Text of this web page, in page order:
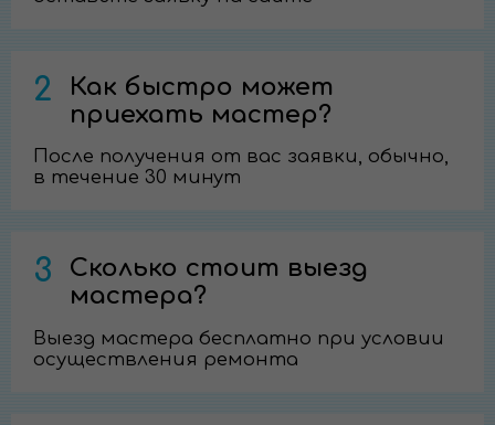
2
Как быстро может
приехать мастер?
После получения от вас заявки, обычно,
в течение 30 минут
3
Сколько стоит выезд
мастера?
Выезд мастера бесплатно при условии
осуществления ремонта